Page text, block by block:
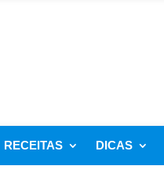
RECEITAS DICAS